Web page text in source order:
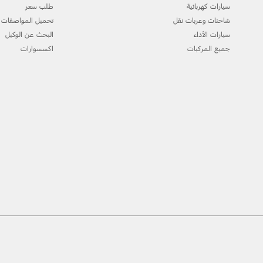
سيارات كهربائية
شاحنات وعربات نقل
سيارات الأداء
جميع المركبات
طلب سعر
تحميل المواصفات
البحث عن الوكيل
اكسسوارات